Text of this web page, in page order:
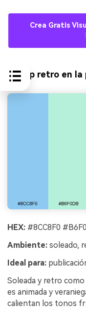
Crea Gratis
9) Pop retro en la
HEX: #8CC8F0
Ambiente: soleado,
Ideal para:
Soleada y retro
es animada y
calientan los tonos